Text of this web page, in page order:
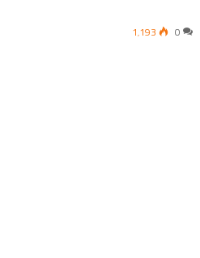
0 1٬193